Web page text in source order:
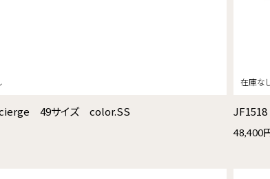
49サイズ color.SS
48,400